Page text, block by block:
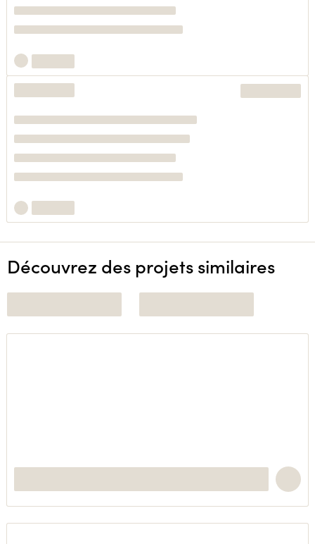
Découvrez des projets similaires